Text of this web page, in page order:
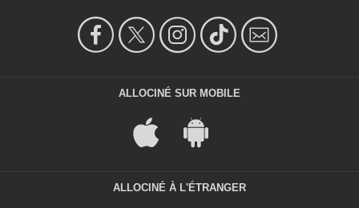
ALLOCINÉ SUR MOBILE
ALLOCINÉ À L'ÉTRANGER